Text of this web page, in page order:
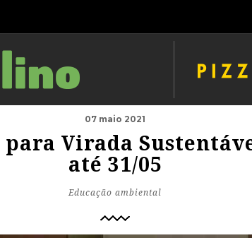
07 maio 2021
Virada
até 31/05
Educação ambiental